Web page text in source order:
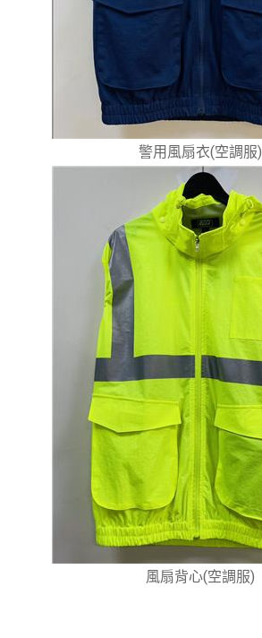
警用風扇衣(空調服)
風扇背心(空調服)